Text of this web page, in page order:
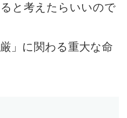
と考えたらいいので
」に関わる重大な命